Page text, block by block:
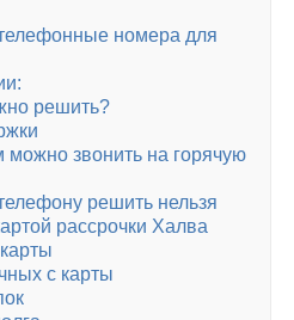
номера для
решить?
можно звонить на горячую
решить нельзя
рассрочки Халва
с карты